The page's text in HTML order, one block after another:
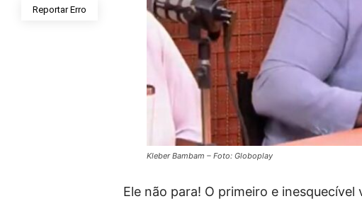
Reportar Erro
Kleber Bambam – Foto: Globoplay
Ele não para! O primeiro e